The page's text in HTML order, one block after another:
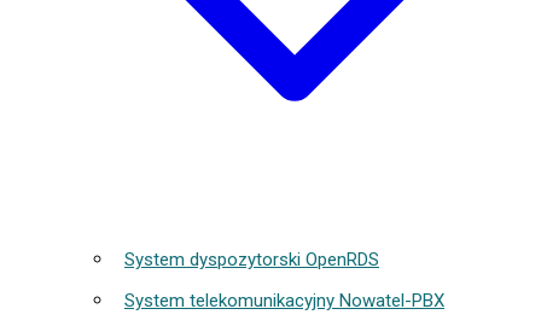
System dyspozytorski OpenRDS
System telekomunikacyjny Nowatel-PBX